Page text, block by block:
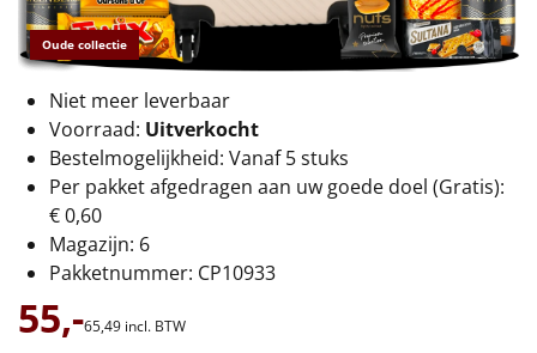
Origineel
Luxe
Mannen
Vrouwen
Duurzaam
Oude collectie
Niet meer leverbaar
Voorraad: Uitverkocht
Bestelmogelijkheid: Vanaf 5 stuks
Per pakket afgedragen aan uw goede doel (Gratis):
€ 0,60
Magazijn: 6
Pakketnummer: CP10933
55,-65,49 incl. BTW